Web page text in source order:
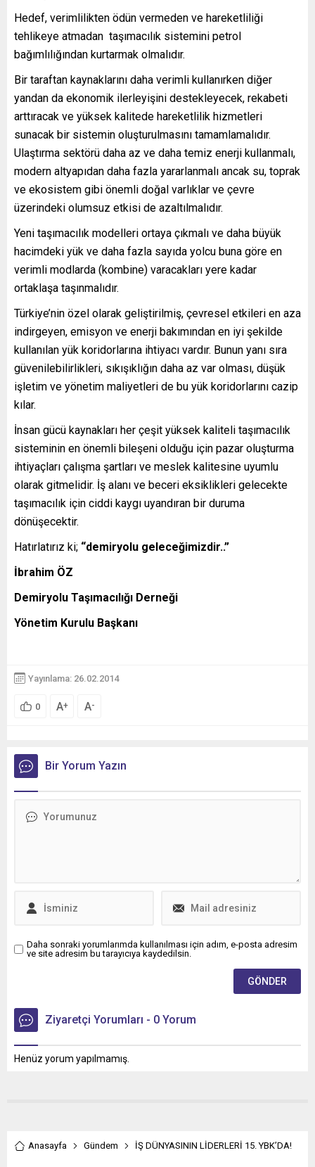
Hedef, verimlilikten ödün vermeden ve hareketliliği
tehlikeye atmadan taşımacılık sistemini petrol
bağımlılığından kurtarmak olmalıdır.
Bir taraftan kaynaklarını daha verimli kullanırken diğer
yandan da ekonomik ilerleyişini destekleyecek, rekabeti
arttıracak ve yüksek kalitede hareketlilik hizmetleri
sunacak bir sistemin oluşturulmasını tamamlamalıdır.
Ulaştırma sektörü daha az ve daha temiz enerji kullanmalı,
modern altyapıdan daha fazla yararlanmalı ancak su, toprak
ve ekosistem gibi önemli doğal varlıklar ve çevre
üzerindeki olumsuz etkisi de azaltılmalıdır.
Yeni taşımacılık modelleri ortaya çıkmalı ve daha büyük
hacimdeki yük ve daha fazla sayıda yolcu buna göre en
verimli modlarda (kombine) varacakları yere kadar
ortaklaşa taşınmalıdır.
Türkiye’nin özel olarak geliştirilmiş, çevresel etkileri en aza
indirgeyen, emisyon ve enerji bakımından en iyi şekilde
kullanılan yük koridorlarına ihtiyacı vardır. Bunun yanı sıra
güvenilebilirlikleri, sıkışıklığın daha az var olması, düşük
işletim ve yönetim maliyetleri de bu yük koridorlarını cazip
kılar.
İnsan gücü kaynakları her çeşit yüksek kaliteli taşımacılık
sisteminin en önemli bileşeni olduğu için pazar oluşturma
ihtiyaçları çalışma şartları ve meslek kalitesine uyumlu
olarak gitmelidir. İş alanı ve beceri eksiklikleri gelecekte
taşımacılık için ciddi kaygı uyandıran bir duruma
dönüşecektir.
Hatırlatırız ki; “demiryolu geleceğimizdir..”
İbrahim ÖZ
Demiryolu Taşımacılığı Derneği
Yönetim Kurulu Başkanı
Yayınlama: 26.02.2014
0 A+ A-
Bir Yorum Yazın
Daha sonraki yorumlarımda kullanılması için adım, e-posta adresim
ve site adresim bu tarayıcıya kaydedilsin.
Ziyaretçi Yorumları - 0 Yorum
Henüz yorum yapılmamış.
Anasayfa Gündem İŞ DÜNYASININ LİDERLERİ 15. YBK’DA!